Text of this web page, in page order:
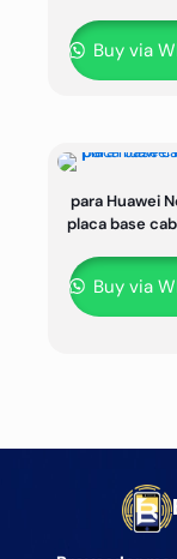
Buy via
para Huawei
placa base
Buy via